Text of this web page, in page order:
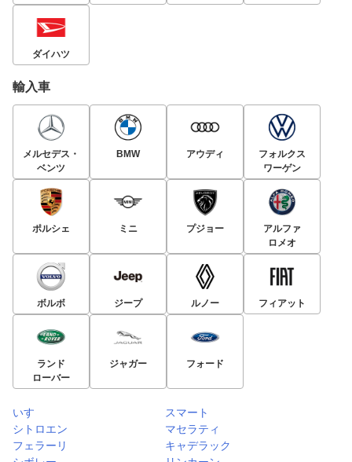
ダイハツ
輸入車
メルセデス・
ベンツ
BMW アウディ
フォルクス
ワーゲン
ポルシェ ミニ プジョー
アルファ
ロメオ
ボルボ ジープ ルノー フィアット
ランド
ローバー
ジャガー フォード
いすゞ
スマート
シトロエン
マセラティ
フェラーリ
キャデラック